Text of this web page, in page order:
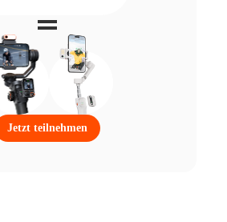
Jetzt teilnehmen